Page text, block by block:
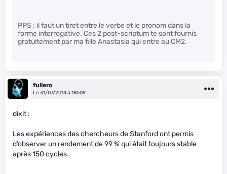
PPS : il faut un tiret entre le verbe et le pronom dans la
forme interrogative. Ces 2 post-scriptum te sont fournis
gratuitement par ma fille Anastasia qui entre au CM2.
fullero
Le 31/07/2014 à 18h09
dixit :
Les expériences des chercheurs de Stanford ont permis
d’observer un rendement de 99 % qui était toujours stable
après 150 cycles.